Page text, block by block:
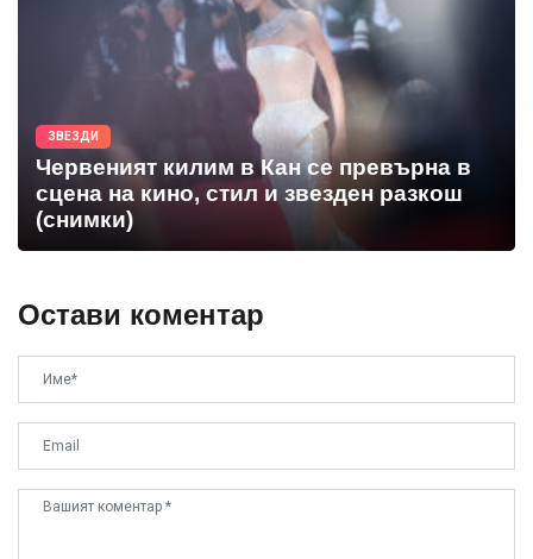
ЗВЕЗДИ
Червеният килим в Кан се превърна в
сцена на кино, стил и звезден разкош
(снимки)
Остави коментар